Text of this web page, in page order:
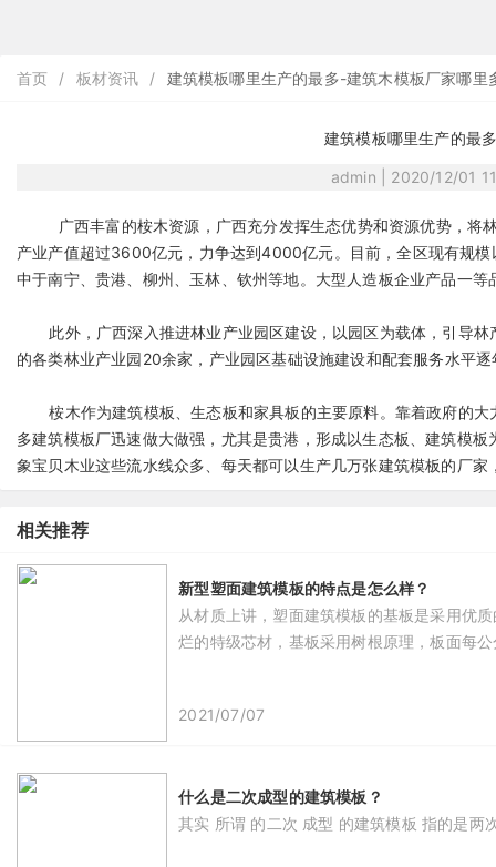
首页 / 板材资讯 / 建筑模板哪里生产的最多-建筑木模板厂家哪里
建筑模板哪里生产的最
admin | 2020/12/01
广西丰富的桉木资源，广西充分发挥生态优势和资源优势，将
产业产值超过3600亿元，力争达到4000亿元。目前，全区现有规
中于南宁、贵港、柳州、玉林、钦州等地。大型人造板企业产品一等
此外，广西深入推进林业产业园区建设，以园区为载体，引导林
的各类林业产业园20余家，产业园区基础设施建设和配套服务水平逐
桉木作为建筑模板、生态板和家具板的主要原料。靠着政府的大
多建筑模板厂迅速做大做强，尤其是贵港，形成以生态板、建筑模
象宝贝木业这些流水线众多、每天都可以生产几万张建筑模板的厂
相关推荐
新型塑面建筑模板的特点是怎么样？
从材质上讲，塑面建筑模板的基板是采用优
烂的特级芯材，基板采用树根原理，板面每
2021/07/07
什么是二次成型的建筑模板？
其实 所谓 的二次 成型 的建筑模板 指的是两